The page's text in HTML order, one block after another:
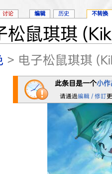
松鼠琪琪
> 电子松鼠琪琪
此条目是一个小作
请通過編輯 / 修訂
讨论 编辑 历史 不转换